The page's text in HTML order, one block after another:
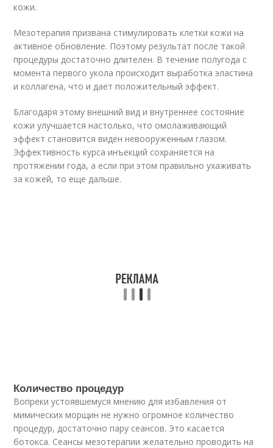
кожи.
Мезотерапия призвана стимулировать клетки кожи на
активное обновление. Поэтому результат после такой
процедуры достаточно длителен. В течение полугода с
момента первого укола происходит выработка эластина
и коллагена, что и дает положительный эффект.
Благодаря этому внешний вид и внутреннее состояние
кожи улучшается настолько, что омолаживающий
эффект становится виден невооруженным глазом.
Эффективность курса инъекций сохраняется на
протяжении года, а если при этом правильно ухаживать
за кожей, то еще дальше.
Количество процедур
Вопреки устоявшемуся мнению для избавления от
мимических морщин не нужно огромное количество
процедур, достаточно пару сеансов. Это касается
ботокса. Сеансы мезотерапии желательно проводить на